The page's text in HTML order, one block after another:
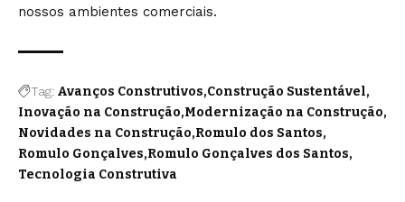
nossos ambientes comerciais.
Tag: Avanços Construtivos Construção Sustentável
Inovação na Construção Modernização na Construção
Novidades na Construção Romulo dos Santos
Romulo Gonçalves Romulo Gonçalves dos Santos
Tecnologia Construtiva